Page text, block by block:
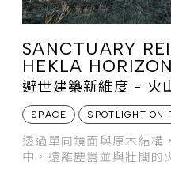
SANCTUARY
HEKLA HORIZON
避世建築新維度 - 火
SPACE SPOTLIGHT ON
透過單向鏡面與原木結構
中，遠離塵囂並與壯闊的